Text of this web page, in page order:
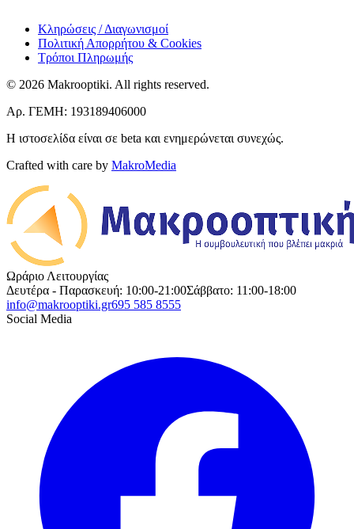
Κληρώσεις / Διαγωνισμοί
Πολιτική Απορρήτου & Cookies
Τρόποι Πληρωμής
© 2026 Makrooptiki. All rights reserved.
Αρ. ΓΕΜΗ: 193189406000
Η ιστοσελίδα είναι σε beta και ενημερώνεται συνεχώς.
Crafted with care by MakroMedia
Ωράριο Λειτουργίας
Δευτέρα - Παρασκευή: 10:00-21:00Σάββατο: 11:00-18:00
info@makrooptiki.gr695 585 8555
Social Media